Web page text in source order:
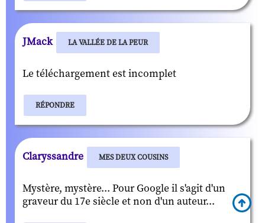
JMack LA VALLÉE DE LA PEUR
Le téléchargement est incomplet
RÉPONDRE
Claryssandre MES DEUX COUSINS
Mystère, mystère... Pour Google il s'agit d'un
graveur du 17e siècle et non d'un auteur...